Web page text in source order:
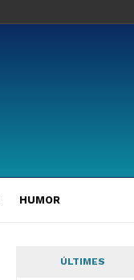
HUMOR
ÚLTIMES